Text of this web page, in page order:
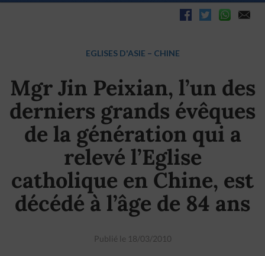
EGLISES D'ASIE – CHINE
Mgr Jin Peixian, l’un des
derniers grands évêques
de la génération qui a
relevé l’Eglise
catholique en Chine, est
décédé à l’âge de 84 ans
Publié le 18/03/2010